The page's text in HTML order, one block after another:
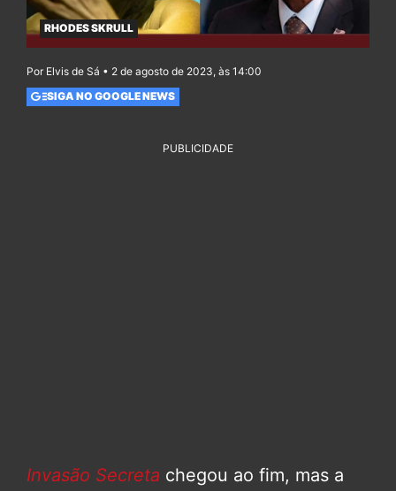
RHODES SKRULL
Por Elvis de Sá • 2 de agosto de 2023, às 14:00
SIGA NO GOOGLE NEWS
PUBLICIDADE
Invasão Secreta chegou ao fim, mas a